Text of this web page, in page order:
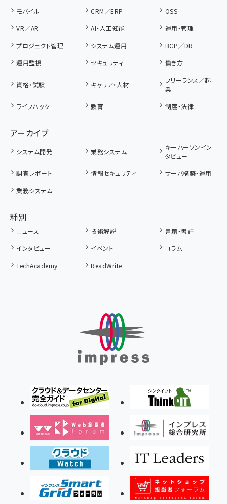
モバイル
CRM／ERP
OSS
VR／AR
AI・人工知能
運用・管理
プロジェクト管理
システム運用
BCP／DR
運用監視
セキュリティ 働き方
資格・試験 キャリア・人材
フリーランス／起
業
ライフハック
教育 制度・法律
アーカイブ
システム開発 業務システム
キーパーソンイン
タビュー
調査レポート
情報セキュリティ
サーバ構築・運用
業務システム
種別
ニュース 技術解説
書籍・書評
インタビュー
イベント
コラム
TechAcademy
ReadWrite